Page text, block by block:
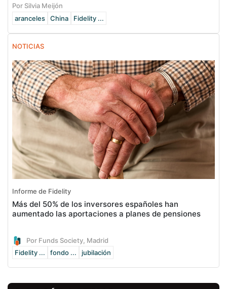
Por Silvia Meijón
aranceles
China Fidelity ...
NOTICIAS
Informe de Fidelity
Más del 50% de los inversores españoles han
aumentado las aportaciones a planes de pensiones
Por Funds Society, Madrid
Fidelity ...
fondo ... jubilación